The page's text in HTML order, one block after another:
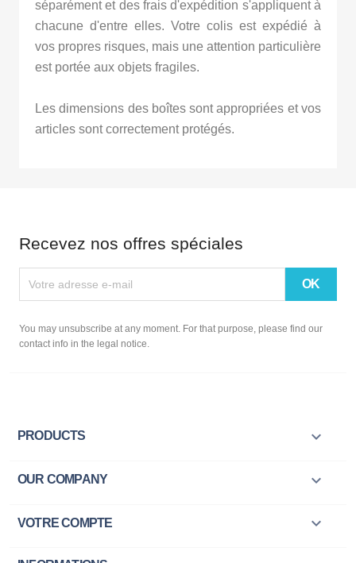
séparément et des frais d'expédition s'appliquent à
chacune d'entre elles. Votre colis est expédié à
vos propres risques, mais une attention particulière
est portée aux objets fragiles.
Les dimensions des boîtes sont appropriées et vos
articles sont correctement protégés.
Recevez nos offres spéciales
You may unsubscribe at any moment. For that purpose, please find our
contact info in the legal notice.
PRODUCTS 
OUR COMPANY 
VOTRE COMPTE 